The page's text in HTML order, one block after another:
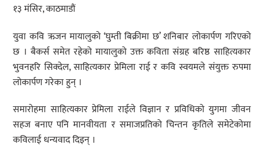
१३ मंसिर, काठमाडौं
युवा कवि ऋजन मायालुको ‘घुम्ती बिक्रीमा छ’ शनिबार लोकार्पण गरिएको
छ । बैकर्स समेत रहेको मायालुको उक्त कविता संग्रह बरिष्ठ साहित्यकार
भुवनहरि सिक्देल, साहित्यकार प्रेमिला राई र कवि स्वयमले संयुक्त रुपमा
लोकार्पण गरेका हुन् ।
समारोहमा साहित्यकार प्रेमिला राईले विज्ञान र प्रविधिको युगमा जीवन
सहज बनाए पनि मानवीयता र समाजप्रतिको चिन्तन कृतिले समेटेकोमा
कविलाई धन्यवाद दिइन् ।